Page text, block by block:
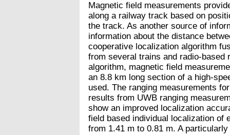
Magnetic field measurements
along a railway track based on
the track. As another source of
information about the distance
cooperative localization algorithm
from several trains and radio-based
algorithm, magnetic field
an 8.8 km long section of a high-
used. The ranging measurements
results from UWB ranging
show an improved localization
field based individual localization of
from 1.41 m to 0.81 m. A